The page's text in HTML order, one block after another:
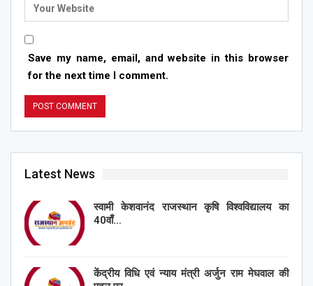
Save my name, email, and website in this browser
for the next time I comment.
Latest News
स्वामी केशवानंद राजस्थान कृषि विश्वविद्यालय का
40वाँ…
केंद्रीय विधि एवं न्याय मंत्री अर्जुन राम मेघवाल की